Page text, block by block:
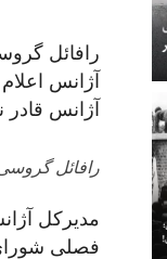
رافائل
آژانس
آژانس
رافائل
فصلی